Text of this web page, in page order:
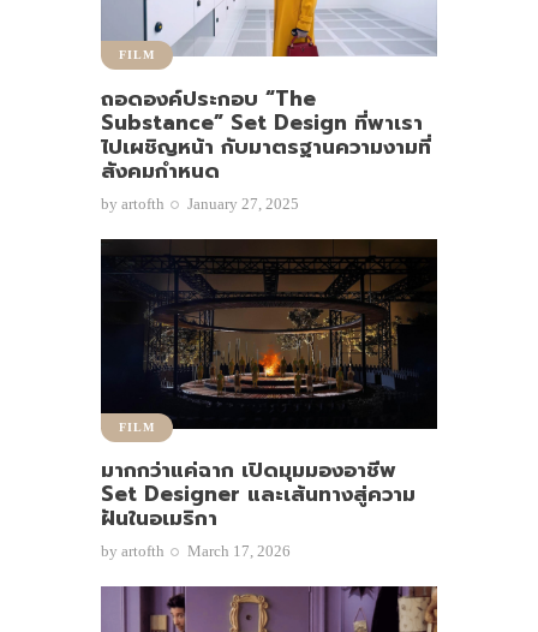
FILM
ถอดองค์ประกอบ “The
Substance” Set Design ที่พาเรา
ไปเผชิญหน้า กับมาตรฐานความงามที่
สังคมกำหนด
by artofth January 27, 2025
FILM
มากกว่าแค่ฉาก เปิดมุมมองอาชีพ
Set Designer และเส้นทางสู่ความ
ฝันในอเมริกา
by artofth March 17, 2026